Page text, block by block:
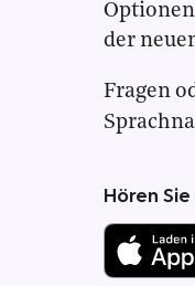
der
Fragen
Hören